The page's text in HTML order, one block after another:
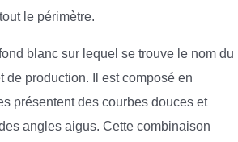
le périmètre.
blanc sur lequel se trouve le nom du
de production. Il est composé en
présentent des courbes douces et
angles aigus. Cette combinaison